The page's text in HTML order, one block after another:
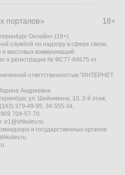
18+
порталов»
Онлайн» (18+)
службой по надзору в сфере связи,
массовых коммуникаций
о регистрации № ФС77-84675 от
ответственностью "ИНТЕРНЕТ
Андреевна
ул. Шейнкмана, 10, 3-й этаж,
379-49-95, 34-555-34,
704-57-70
e1@shkulev.ru
и государственных органов: